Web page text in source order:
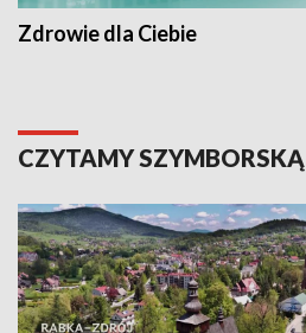
Zdrowie dla Ciebie
CZYTAMY SZYMBORSKĄ